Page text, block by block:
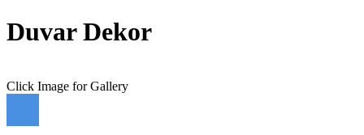
Duvar Dekor
Click Image for Gallery